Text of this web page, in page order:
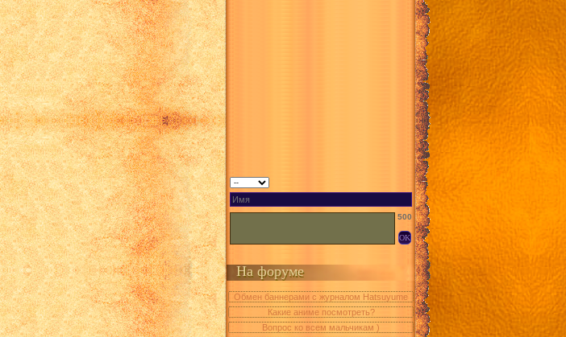
500
На форуме
Обмен баннерами с журналом Hatsuyume
Какие аниме посмотреть?
Вопрос ко всем мальчикам )